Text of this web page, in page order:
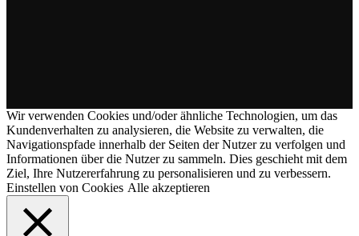
Wir verwenden Cookies und/oder ähnliche Technologien, um das
Kundenverhalten zu analysieren, die Website zu verwalten, die
Navigationspfade innerhalb der Seiten der Nutzer zu verfolgen und
Informationen über die Nutzer zu sammeln. Dies geschieht mit dem
Ziel, Ihre Nutzererfahrung zu personalisieren und zu verbessern.
Einstellen von Cookies Alle akzeptieren